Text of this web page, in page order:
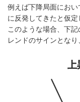
例えば下降局面にお
に反発してきたと仮定
このような場合、下
レンドのサインとなり